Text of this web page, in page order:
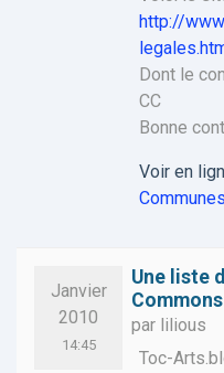
http://
Dont le
CC
Bonne
Voir en
Janvier
2010
14:45
Une liste
Commons
par lilious
Toc-